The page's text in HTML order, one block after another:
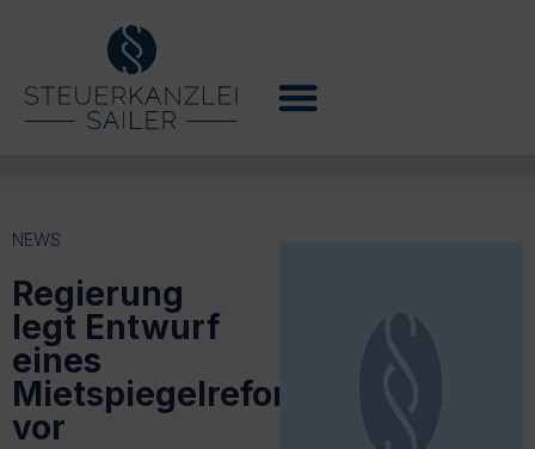
NEWS
Regierung
legt Entwurf
eines
Mietspiegelreformgesetzes
vor